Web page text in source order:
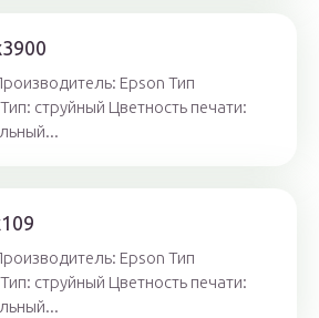
Epson Тип
струйный Цветность печати:
Epson Тип
струйный Цветность печати: